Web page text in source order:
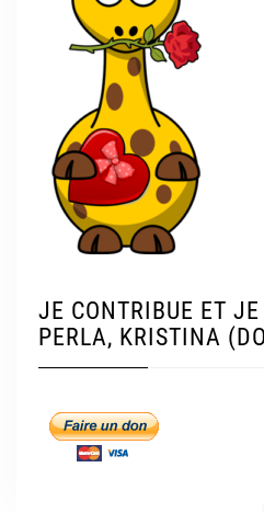
JE CONTRIBUE ET
PERLA, KRISTINA